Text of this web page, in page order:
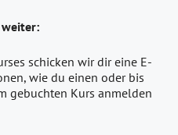
weiter:
schicken wir dir eine E-
wie du einen oder bis
gebuchten Kurs anmelden